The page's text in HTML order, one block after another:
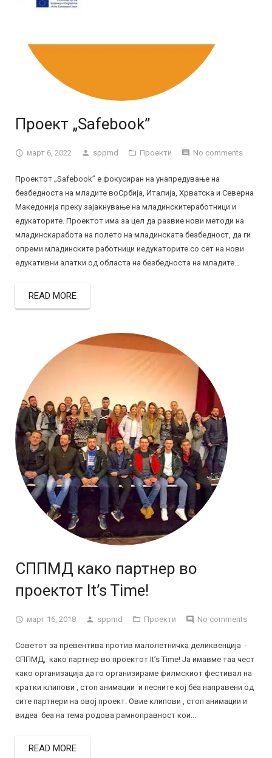
Донатори
Проект „Safebook”
март 6, 2022 sppmd Проекти No comments
Проектот „Safebook” е фокусиран на унапредување на
безбедноста на младите воСрбија, Италија, Хрватска и Северна
Македонија преку зајакнување на младинскитеработници и
едукаторите. Проектот има за цел да развие нови методи на
младинскаработа на полето на младинската безбедност, да ги
опреми младинските работници иедукаторите со сет на нови
едукативни алатки од областа на безбедноста на младите…
READ MORE
СППМД како партнер во
проектот It’s Time!
март 16, 2018 sppmd Проекти No comments
Советот за превентива против малолетничка деликвенција -
СППМД, како партнер во проектот It’s Time! Ја имавме таа чест
како организација да го организираме филмскиот фестивал на
кратки клипови , стоп анимации и песните кој беа направени од
сите партнери на овој проект. Овие клипови , стоп анимации и
видеа беа на тема родова рамноправност кои...
READ MORE